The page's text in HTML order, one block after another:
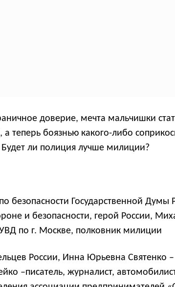
доверие, мечта мальчишки
теперь боязнью какого-либо
ли полиция лучше милиции?
безопасности Государственной Думы
и безопасности, герой России,
по г. Москве, полковник милиции
России, Инна Юрьевна Святенко –
–писатель, журналист,